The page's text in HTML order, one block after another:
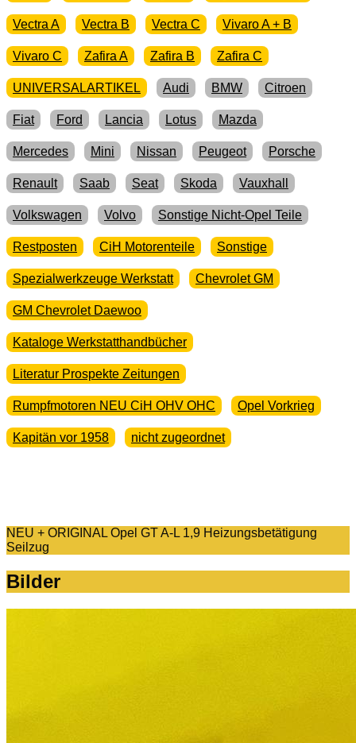
Vectra A Vectra B Vectra C Vivaro A + B
Vivaro C Zafira A Zafira B Zafira C
UNIVERSALARTIKEL Audi BMW Citroen
Fiat Ford Lancia Lotus Mazda
Mercedes Mini Nissan Peugeot Porsche
Renault Saab Seat Skoda Vauxhall
Volkswagen Volvo Sonstige Nicht-Opel Teile
Restposten CiH Motorenteile Sonstige
Spezialwerkzeuge Werkstatt Chevrolet GM
GM Chevrolet Daewoo
Kataloge Werkstatthandbücher
Literatur Prospekte Zeitungen
Rumpfmotoren NEU CiH OHV OHC Opel Vorkrieg
Kapitän vor 1958 nicht zugeordnet
NEU + ORIGINAL Opel GT A-L 1,9 Heizungsbetätigung
Seilzug
Bilder